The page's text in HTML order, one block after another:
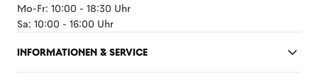
Mo-Fr: 10:00 - 18:30 Uhr
Sa: 10:00 - 16:00 Uhr
INFORMATIONEN & SERVICE